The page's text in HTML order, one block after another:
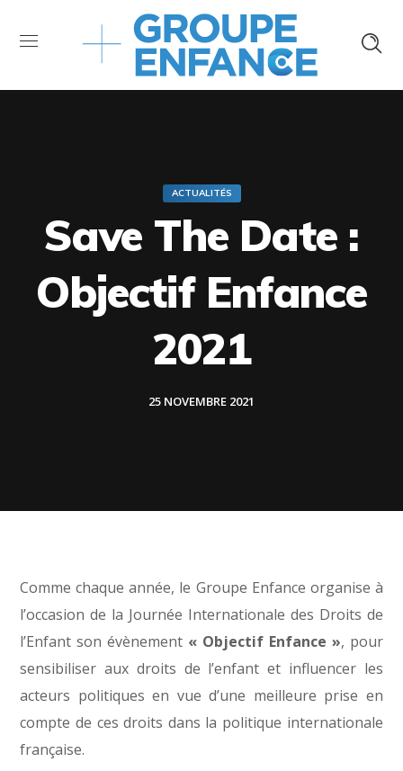
ACTUALITÉS
Save The Date :
Objectif Enfance
2021
25 NOVEMBRE 2021
Comme chaque année, le Groupe Enfance organise à
l’occasion de la Journée Internationale des Droits de
l’Enfant son évènement « Objectif Enfance », pour
sensibiliser aux droits de l’enfant et influencer les
acteurs politiques en vue d’une meilleure prise en
compte de ces droits dans la politique internationale
française.